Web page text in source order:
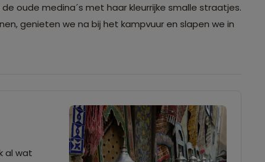
oude medina´s met haar kleurrijke smalle straatjes.
genieten we na bij het kampvuur en slapen we in
al wat